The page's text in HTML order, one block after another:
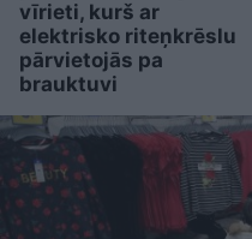
vīrieti, kurš ar
elektrisko riteņkrēslu
pārvietojās pa
brauktuvi